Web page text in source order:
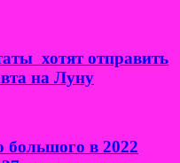
хотят отправить
на Луну
большого в 2022